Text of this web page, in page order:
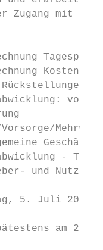
Zugang mit
Kosten
von
-
und
5. Juli 2019,
am 21.